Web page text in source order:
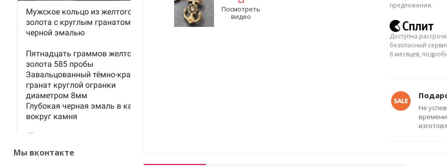
Посмотреть
видео
предложения.
Доступна
безопасный
6 месяцев,
Не
Мы вконтакте